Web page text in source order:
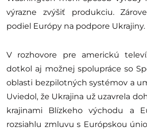
výrazne zvýšiť produkciu.
podiel Európy na podpore Ukrajiny.
V rozhovore pre americkú
dotkol aj možnej spolupráce so
oblasti bezpilotných systémov a
Uviedol, že Ukrajina už uzavrela
krajinami Blízkeho východu a
rozsiahlu zmluvu s Európskou